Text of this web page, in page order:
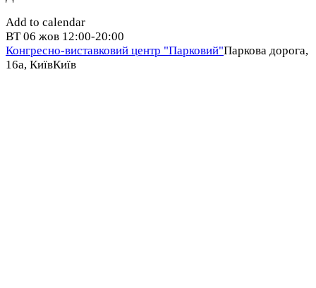
Add to calendar
ВТ 06 жов 12:00-20:00
Конгресно-виставковий центр "Парковий"Паркова дорога,
16a, КиївКиїв